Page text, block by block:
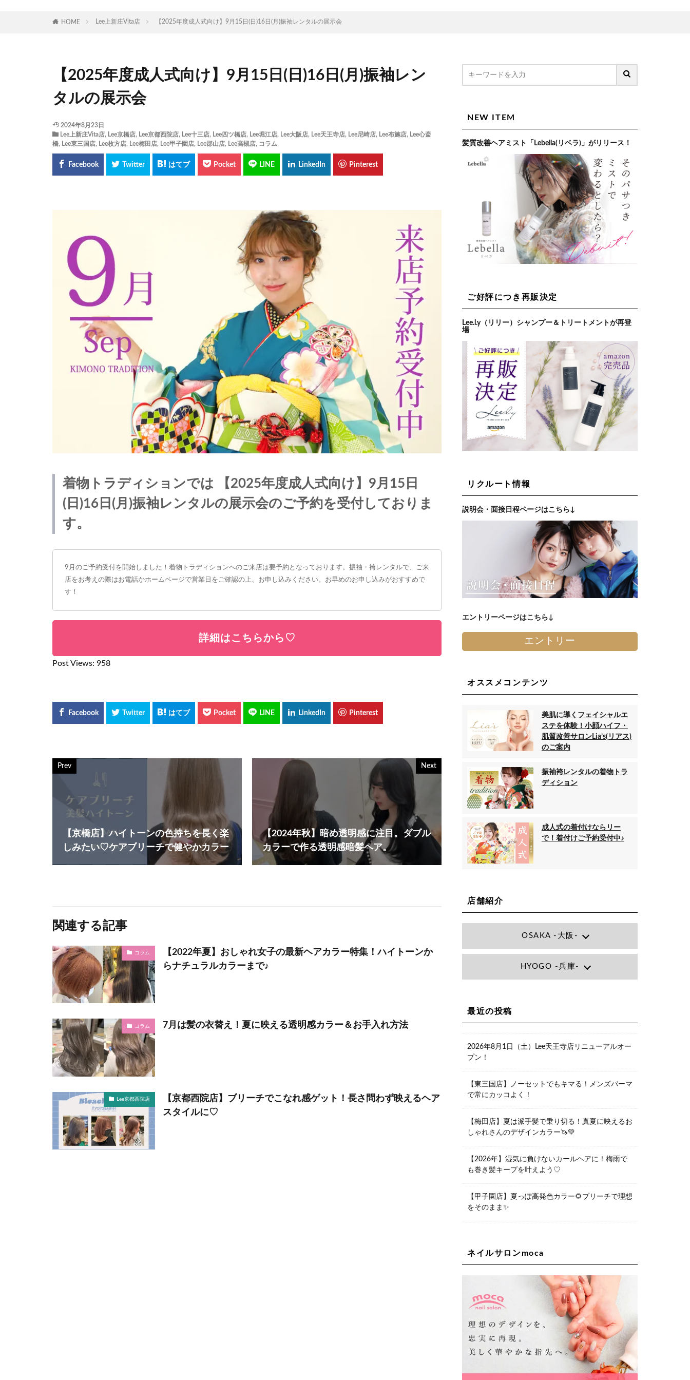
HOME Lee上新庄Vita店 【2025年度成人式向け】9月15日(日)16日(月)振袖レンタルの展示会
【2025年度成人式向け】9月15日(日)16日(月)振袖レン
タルの展示会
2024年8月23日
Lee上新庄Vita店, Lee京橋店, Lee京都西院店, Lee十三店, Lee四ツ橋店, Lee堀江店, Lee大阪店, Lee天王寺店, Lee尼崎店, Lee布施店, Lee心斎
橋, Lee東三国店, Lee枚方店, Lee梅田店, Lee甲子園店, Lee郡山店, Lee高槻店, コラム
着物トラディションでは 【2025年度成人式向け】9月15日
(日)16日(月)振袖レンタルの展示会のご予約を受付しておりま
す。
9月のご予約受付を開始しました！着物トラディションへのご来店は要予約となっております。振袖・袴レンタルで、ご来
店をお考えの際はお電話かホームページで営業日をご確認の上、お申し込みください。お早めのお申し込みがおすすめで
す！
詳細はこちらから♡
Post Views: 958
Prev
【京橋店】ハイトーンの色持ちを長く楽
しみたい♡ケアブリーチで健やかカラー♩
Next
【2024年秋】暗め透明感に注目。ダブル
カラーで作る透明感暗髪ヘア。
関連する記事
コラム
【2022年夏】おしゃれ女子の最新ヘアカラー特集！ハイトーンか
らナチュラルカラーまで♪
コラム 7月は髪の衣替え！夏に映える透明感カラー＆お手入れ方法
Lee京都西院店
【京都西院店】ブリーチでこなれ感ゲット！長さ問わず映えるヘア
スタイルに♡
NEW ITEM
髪質改善ヘアミスト「Lebella(リベラ)」がリリース！
ご好評につき再販決定
Lee.l.y（リリー）シャンプー＆トリートメントが再登
場
リクルート情報
説明会・面接日程ページはこちら↓
エントリーページはこちら↓
エントリー
オススメコンテンツ
美肌に導くフェイシャルエ
ステを体験！小顔ハイフ・
肌質改善サロンLia’s(リアス)
のご案内
振袖袴レンタルの着物トラ
ディション
成人式の着付けならリー
で！着付けご予約受付中♪
店舗紹介
OSAKA -大阪-
Lee大阪店
大阪府大阪市北区小松原町1-27梅田エ
大阪府大阪市都島区東野田町２丁目９
Lee堀江店
〒550-0014 大阪府大阪市西区北堀江1-
06-6563-9091
Lee四ツ橋店
大阪府大阪市西区新町1-5-7 四ツ橋ビル
Lee天王寺店
06-6537-9791
大阪市東淀川区瑞光1-4-1 カサデルドイ
Lee東三国店
大阪市淀川区東三国4-8-11 大拓ハイツ6
06-6395-9555
Lee布施店
大阪府東大阪市足代2丁目1-5 モンテノ
ーム布施1F
06-6748-0778
大阪府枚方市岡東町18-15 キューブ枚
方駅前ビル2F-A
HYOGO -兵庫-
ライフワーク1F
最近の投稿
2026年8月1日（土）Lee天王寺店リニューアルオー
プン！
【東三国店】ノーセットでもキマる！メンズパーマ
で常にカッコよく！
【梅田店】夏は派手髪で乗り切る！真夏に映えるお
しゃれさんのデザインカラー🦄💚
【2026年】湿気に負けないカールヘアに！梅雨で
も巻き髪キープを叶えよう♡
【甲子園店】夏っぽ高発色カラー🌻ブリーチで理想
をそのまま✨
ネイルサロンmoca